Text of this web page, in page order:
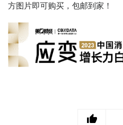
方图片即可购买，包邮到家！